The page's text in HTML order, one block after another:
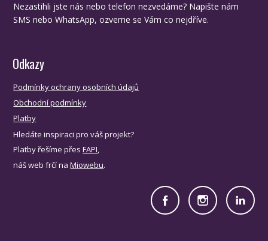
Nezastihli jste nás nebo telefon nezvedáme? Napište nám
SMS nebo WhatsApp, ozveme se Vám co nejdříve.
Odkazy
Podmínky ochrany osobních údajů
Obchodní podmínky
Platby
Hledáte inspiraci pro váš projekt?
Platby řešíme přesFAPI,
náš web frčí naMiowebu.